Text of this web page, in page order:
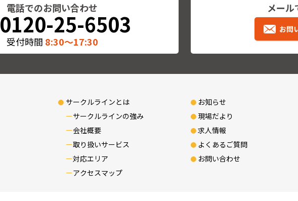
電話でのお問い合わせ
0120-25-6503
受付時間 8:30〜17:30
メール
お問
サークルラインとは
サークルラインの強み
会社概要
取り扱いサービス
対応エリア
アクセスマップ
お知らせ
現場だより
求人情報
よくあるご質問
お問い合わせ